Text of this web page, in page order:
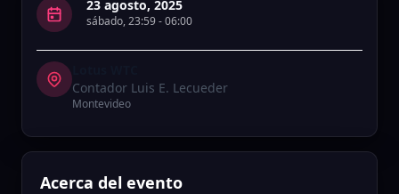
23 agosto, 2025
sábado,23:59-06:00
Contador Luis E. Lecueder
Montevideo
Acerca del evento